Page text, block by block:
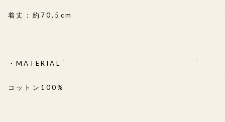
着丈：約70.5cm
・MATERIAL
コットン100%